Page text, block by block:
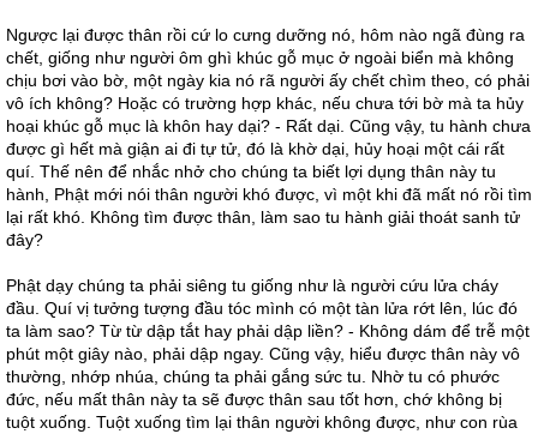
Ngược lại được thân rồi cứ lo cưng dưỡng nó, hôm nào ngã đùng ra
chết, giống như người ôm ghì khúc gỗ mục ở ngoài biển mà không
chịu bơi vào bờ, một ngày kia nó rã người ấy chết chìm theo, có phải
vô ích không? Hoặc có trường hợp khác, nếu chưa tới bờ mà ta hủy
hoại khúc gỗ mục là khôn hay dại? - Rất dại. Cũng vậy, tu hành chưa
được gì hết mà giận ai đi tự tử, đó là khờ dại, hủy hoại một cái rất
quí. Thế nên để nhắc nhở cho chúng ta biết lợi dụng thân này tu
hành, Phật mới nói thân người khó được, vì một khi đã mất nó rồi tìm
lại rất khó. Không tìm được thân, làm sao tu hành giải thoát sanh tử
đây?
Phật dạy chúng ta phải siêng tu giống như là người cứu lửa cháy
đầu. Quí vị tưởng tượng đầu tóc mình có một tàn lửa rớt lên, lúc đó
ta làm sao? Từ từ dập tắt hay phải dập liền? - Không dám để trễ một
phút một giây nào, phải dập ngay. Cũng vậy, hiểu được thân này vô
thường, nhớp nhúa, chúng ta phải gắng sức tu. Nhờ tu có phước
đức, nếu mất thân này ta sẽ được thân sau tốt hơn, chớ không bị
tuột xuống. Tuột xuống tìm lại thân người không được, như con rùa